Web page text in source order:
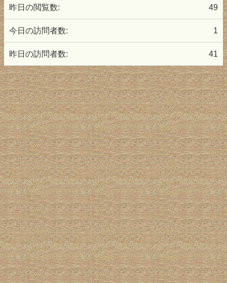
49
昨日の閲覧数:
1
今日の訪問者数:
41
昨日の訪問者数: